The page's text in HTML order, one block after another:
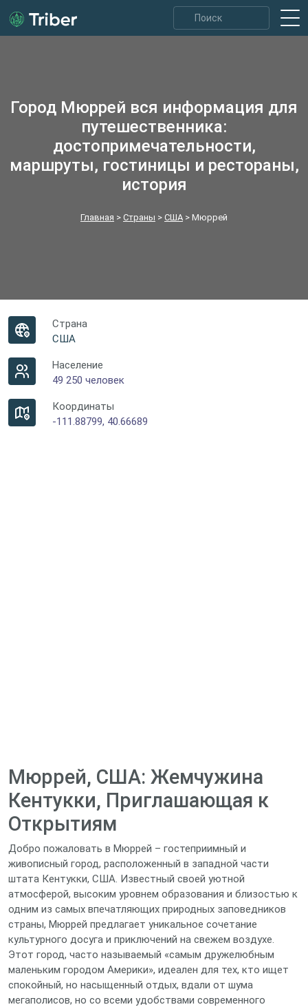
Город Мюррей вся информация для
путешественника:
достопримечательности,
маршруты, гостиницы и рестораны,
история
Главная > Страны > США > Мюррей
Страна
США
Население
49 250 человек
Координаты
-111.88799, 40.66689
Мюррей, США: Жемчужина
Кентукки, Приглашающая к
Открытиям
Добро пожаловать в Мюррей – гостеприимный и
живописный город, расположенный в западной части
штата Кентукки, США. Известный своей уютной
атмосферой, высоким уровнем образования и близостью к
одним из самых впечатляющих природных заповедников
страны, Мюррей предлагает уникальное сочетание
культурного досуга и приключений на свежем воздухе.
Этот город, часто называемый «самым дружелюбным
маленьким городом Америки», идеален для тех, кто ищет
спокойный, но насыщенный отдых, вдали от шума
мегаполисов, но со всеми удобствами современного